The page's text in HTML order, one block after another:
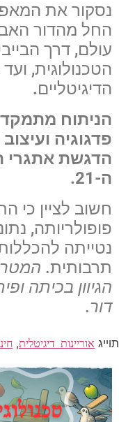
נסקור את
החל מהדור
עולם, דרך
הדיגיטליים.
הניתוח
פדגוגיה
הדגשת אתגרי
ה-21.
חשוב לציין כי
פופולריותה,
נטייתה
תרבותית.
הגיוון בכיתה
דור.
תוייג אוריינות_דיגיטלית,